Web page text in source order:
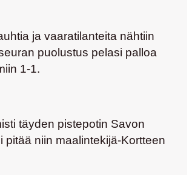
ja vaaratilanteita nähtiin
puolustus pelasi palloa
1-1.
täyden pistepotin Savon
niin maalintekijä-Kortteen